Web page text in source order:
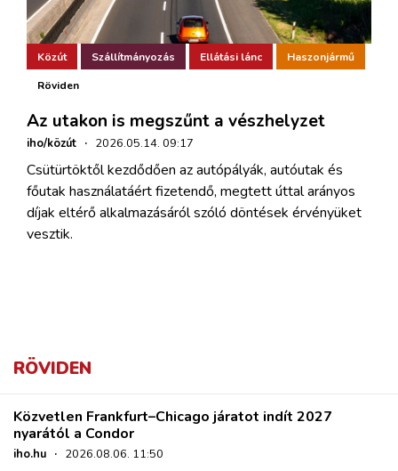
Közút Szállítmányozás Ellátási lánc Haszonjármű
Röviden
Az utakon is megszűnt a vészhelyzet
iho/közút · 2026.05.14. 09:17
Csütürtöktől kezdődően az autópályák, autóutak és
főutak használatáért fizetendő, megtett úttal arányos
díjak eltérő alkalmazásáról szóló döntések érvényüket
vesztik.
RÖVIDEN
Közvetlen Frankfurt–Chicago járatot indít 2027
nyarától a Condor
iho.hu · 2026.08.06. 11:50